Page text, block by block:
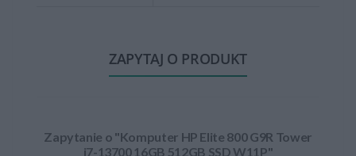
ZAPYTAJ O PRODUKT
Zapytanie o "Komputer HP Elite 800 G9R Tower
i7-13700 16GB 512GB SSD W11P"